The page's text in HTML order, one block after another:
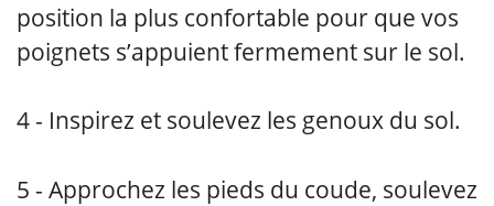
position la plus confortable pour que vos
poignets s’appuient fermement sur le sol.
Inspirez et soulevez les genoux du sol.
Approchez les pieds du coude, soulevez